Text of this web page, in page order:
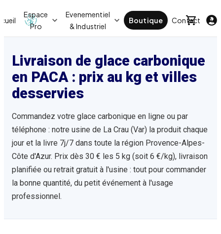
Espace
Pro
Evenementiel
& Industriel
Boutique Contact
Livraison de glace carbonique
en PACA : prix au kg et villes
desservies
Commandez votre glace carbonique en ligne ou par
téléphone : notre usine de La Crau (Var) la produit chaque
jour et la livre 7j/7 dans toute la région Provence-Alpes-
Côte d'Azur. Prix dès 30 € les 5 kg (soit 6 €/kg), livraison
planifiée ou retrait gratuit à l'usine : tout pour commander
la bonne quantité, du petit événement à l'usage
professionnel.